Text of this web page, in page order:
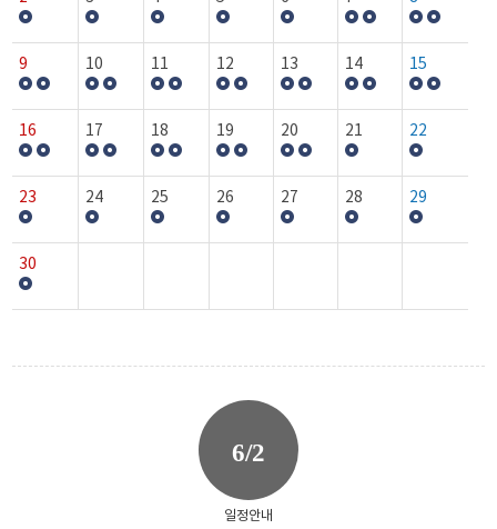
9 10 11 12 13 14 15
16 17 18 19 20 21 22
23 24 25 26 27 28 29
30
6/2
일정안내